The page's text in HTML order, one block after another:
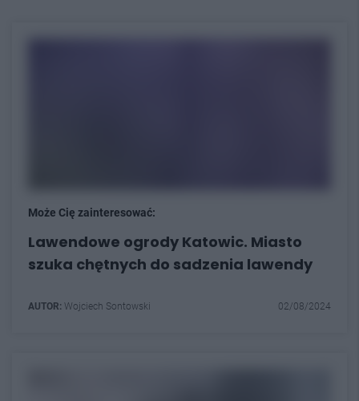
Może Cię zainteresować:
Lawendowe ogrody Katowic. Miasto
szuka chętnych do sadzenia lawendy
AUTOR: Wojciech Sontowski 02/08/2024